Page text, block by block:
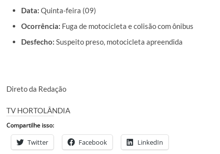
Data: Quinta-feira (09)
Ocorrência: Fuga de motocicleta e colisão com ônibus
Desfecho: Suspeito preso, motocicleta apreendida
Direto da Redação
TV HORTOLÂNDIA
Compartilhe isso:
Twitter Facebook LinkedIn